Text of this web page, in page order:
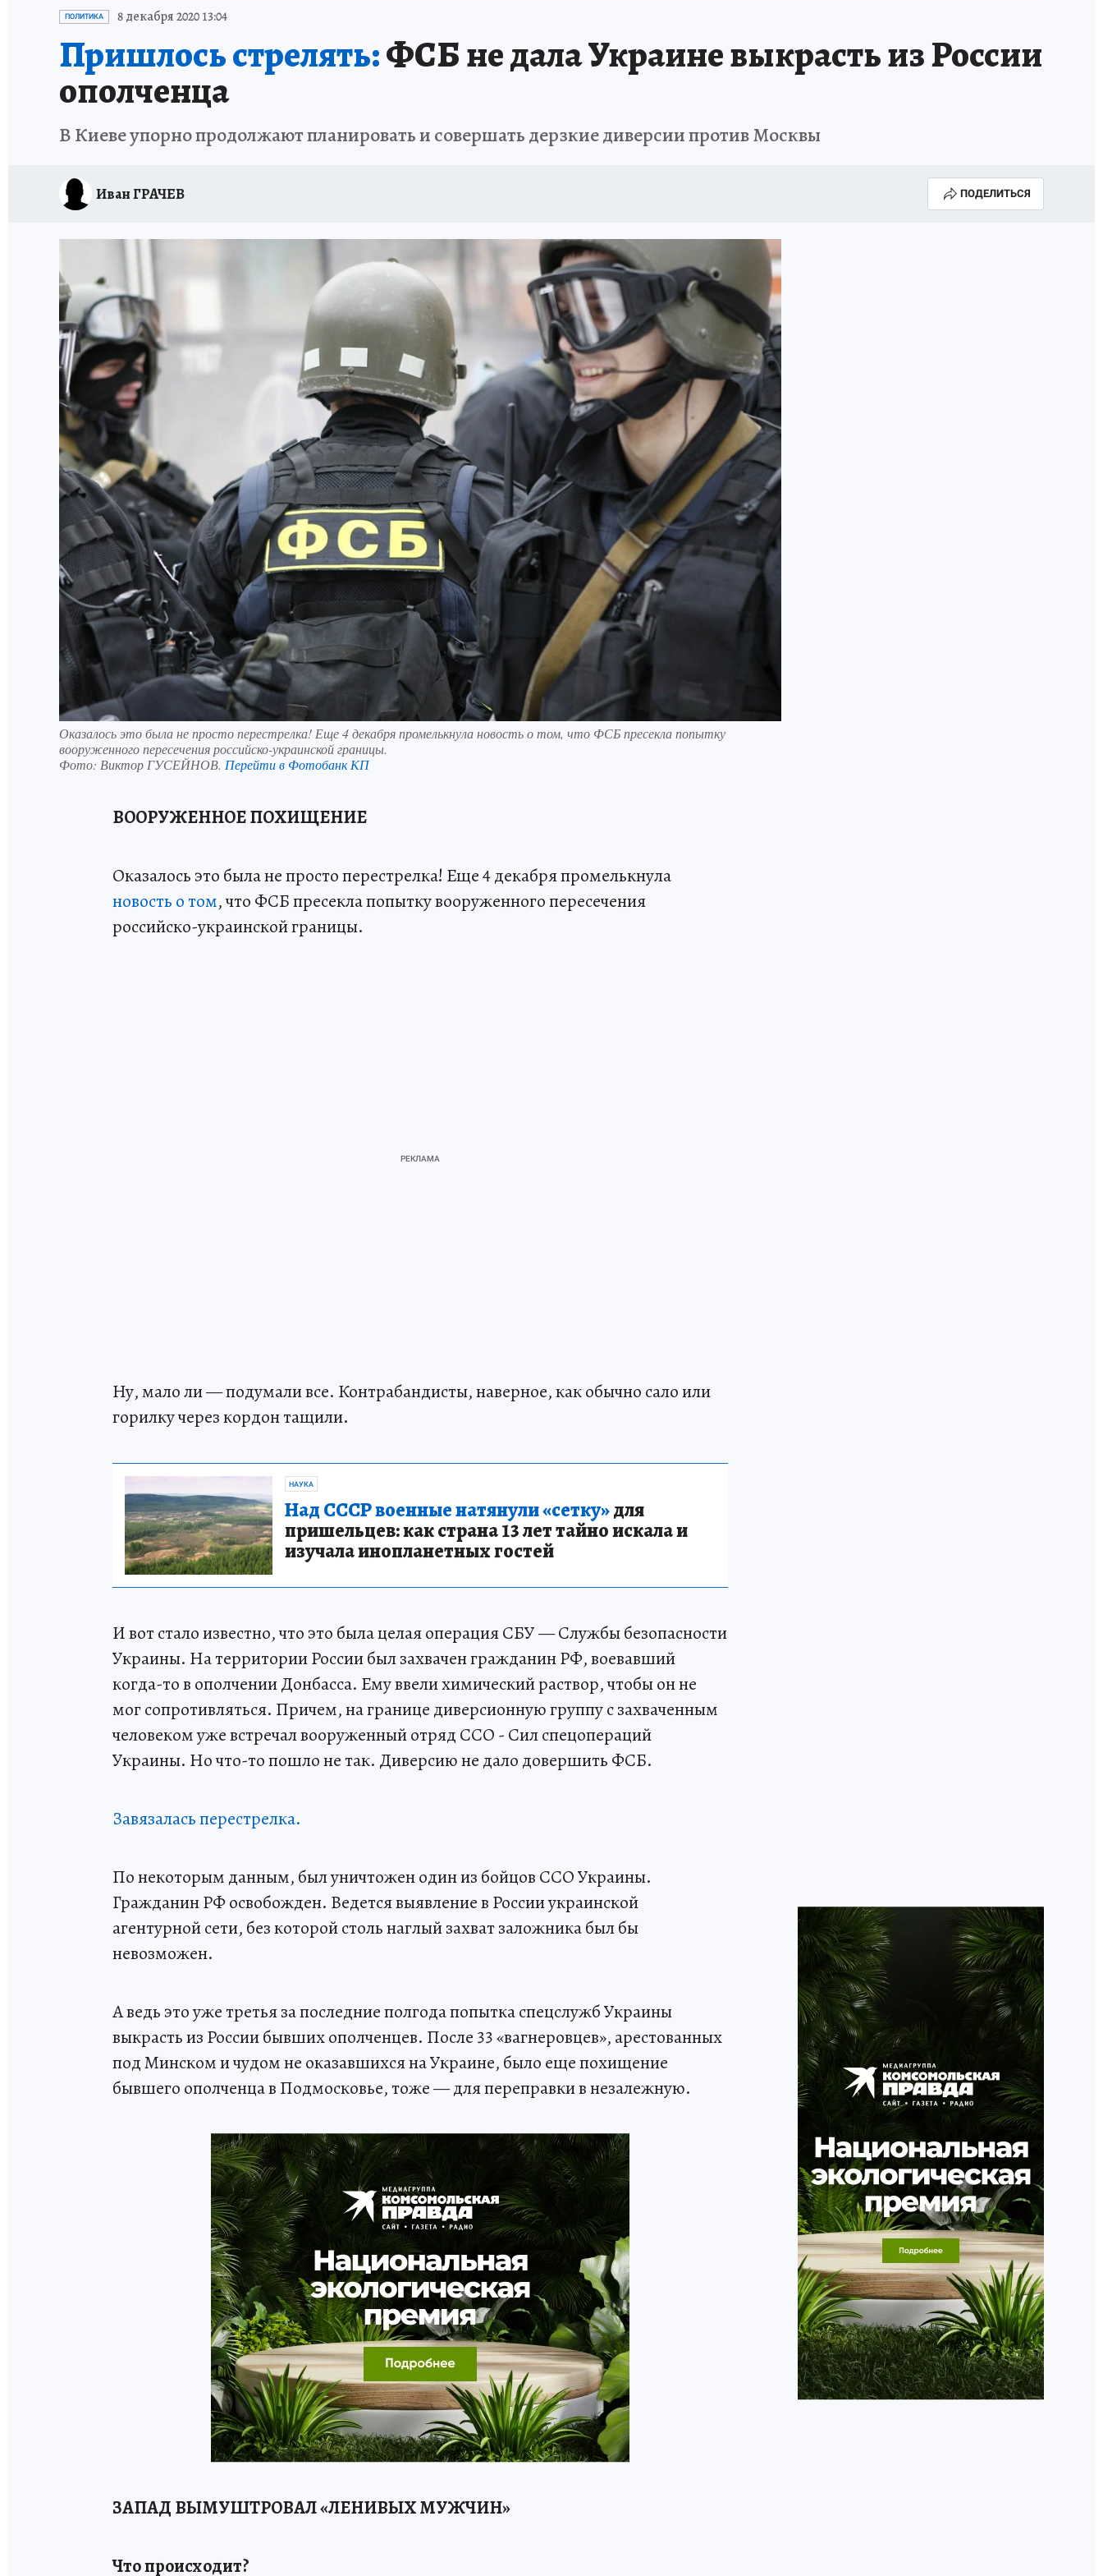
ИСПЫТАНО НА СЕБЕ
ПОЛИТИКА 8 декабря 2020 13:04
Пришлось стрелять:ФСБ не дала Украине выкрасть из России
ополченца
В Киеве упорно продолжают планировать и совершать дерзкие диверсии против Москвы
Иван ГРАЧЕВ ПОДЕЛИТЬСЯ
Оказалось это была не просто перестрелка! Еще 4 декабря промелькнула новость о том, что ФСБ пресекла попытку
вооруженного пересечения российско-украинской границы.
Фото: Виктор ГУСЕЙНОВ. Перейти в Фотобанк КП
ВООРУЖЕННОЕ ПОХИЩЕНИЕ
Оказалось это была не просто перестрелка! Еще 4 декабря промелькнула
новость о том, что ФСБ пресекла попытку вооруженного пересечения
российско-украинской границы.
Ну, мало ли — подумали все. Контрабандисты, наверное, как обычно сало или
горилку через кордон тащили.
НАУКА
Над СССР военные натянули «сетку»для
пришельцев: как страна 13 лет тайно искала и
изучала инопланетных гостей
И вот стало известно, что это была целая операция СБУ — Службы безопасности
Украины. На территории России был захвачен гражданин РФ, воевавший
когда-то в ополчении Донбасса. Ему ввели химический раствор, чтобы он не
мог сопротивляться. Причем, на границе диверсионную группу с захваченным
человеком уже встречал вооруженный отряд ССО - Сил спецопераций
Украины. Но что-то пошло не так. Диверсию не дало довершить ФСБ.
Завязалась перестрелка.
По некоторым данным, был уничтожен один из бойцов ССО Украины.
Гражданин РФ освобожден. Ведется выявление в России украинской
агентурной сети, без которой столь наглый захват заложника был бы
невозможен.
А ведь это уже третья за последние полгода попытка спецслужб Украины
выкрасть из России бывших ополченцев. После 33 «вагнеровцев», арестованных
под Минском и чудом не оказавшихся на Украине, было еще похищение
бывшего ополченца в Подмосковье, тоже — для переправки в незалежную.
ЗАПАД ВЫМУШТРОВАЛ «ЛЕНИВЫХ МУЖЧИН»
Что происходит?